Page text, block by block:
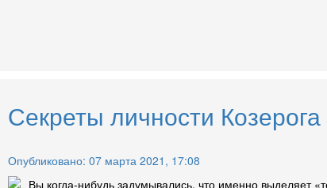
Секреты личности Козерога
Опубликовано: 07 марта 2021, 17:08
Вы когда-нибудь задумывались, что именно выделяет